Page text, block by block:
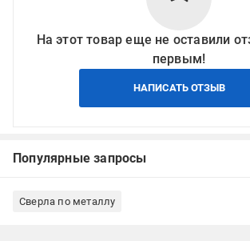
На этот товар еще не оставили
первым!
НАПИСАТЬ ОТЗЫВ
Популярные запросы
Сверла по металлу